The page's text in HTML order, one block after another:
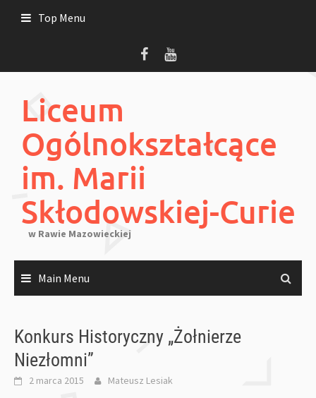
Top Menu
Liceum
Ogólnokształcące
im. Marii
Skłodowskiej-Curie
w Rawie Mazowieckiej
Main Menu
Konkurs Historyczny „Żołnierze
Niezłomni”
2 marca 2015 Mateusz Lesiak